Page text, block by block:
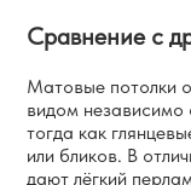
Сравнение с
Матовые потолки
видом независимо
тогда как
или бликов. В
дают лёгкий